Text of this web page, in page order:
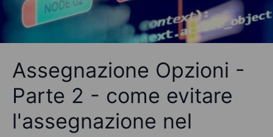
Assegnazione Opzioni -
Parte 2 - come evitare
l'assegnazione nel